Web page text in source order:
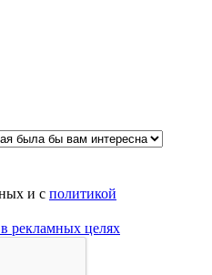
и с политикой
рекламных целях